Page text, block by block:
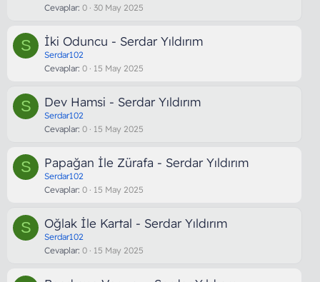
Cevaplar 0 30 May 2025
S İki Oduncu - Serdar Yıldırım
Serdar102
Cevaplar 0 15 May 2025
S Dev Hamsi - Serdar Yıldırım
Serdar102
Cevaplar 0 15 May 2025
S Papağan İle Zürafa - Serdar Yıldırım
Serdar102
Cevaplar 0 15 May 2025
S Oğlak İle Kartal - Serdar Yıldırım
Serdar102
Cevaplar 0 15 May 2025